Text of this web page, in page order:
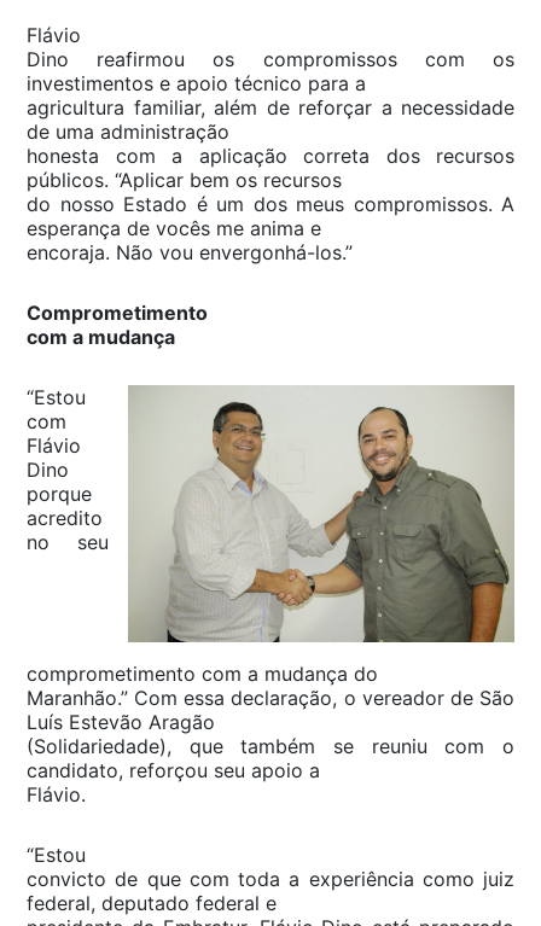
Flávio
Dino reafirmou os compromissos com os
investimentos e apoio técnico para a
agricultura familiar, além de reforçar a necessidade
de uma administração
honesta com a aplicação correta dos recursos
públicos. “Aplicar bem os recursos
do nosso Estado é um dos meus compromissos. A
esperança de vocês me anima e
encoraja. Não vou envergonhá-los.”
Comprometimento
com a mudança
“Estou
com
Flávio
Dino
porque
acredito
no seu
comprometimento com a mudança do
Maranhão.” Com essa declaração, o vereador de São
Luís Estevão Aragão
(Solidariedade), que também se reuniu com o
candidato, reforçou seu apoio a
Flávio.
“Estou
convicto de que com toda a experiência como juiz
federal, deputado federal e